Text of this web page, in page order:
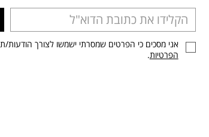
אני מסכים כי הפרטים שמסרתי ישמשו לצורך הודעות/
הפרטיות.